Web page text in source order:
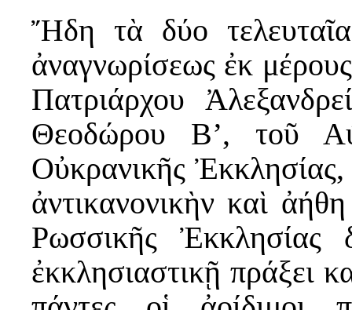
Ἤδη τὰ δύο
ἀναγνωρίσεως ἐκ
Πατριάρχου
Θεοδώρου Β’, τοῦ
Οὐκρανικῆς Ἐκκλησίας,
ἀντικανονικὴν καὶ
Ρωσσικῆς Ἐκκλησίας
ἐκκλησιαστικῇ πράξει